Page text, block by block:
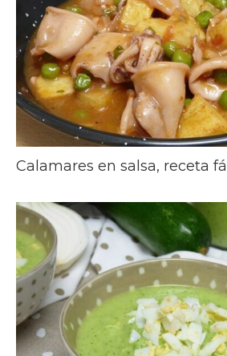
Calamares en salsa, receta